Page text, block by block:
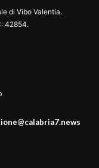
di Vibo Valentia.
42854.